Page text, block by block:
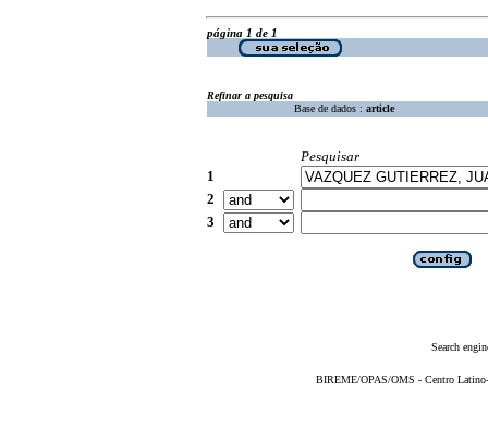
página 1 de 1
Refinar a pesquisa
Base de dados : article
Pesquisar
1
2
3
Search
BIREME/OPAS/OMS - Centro Latino-